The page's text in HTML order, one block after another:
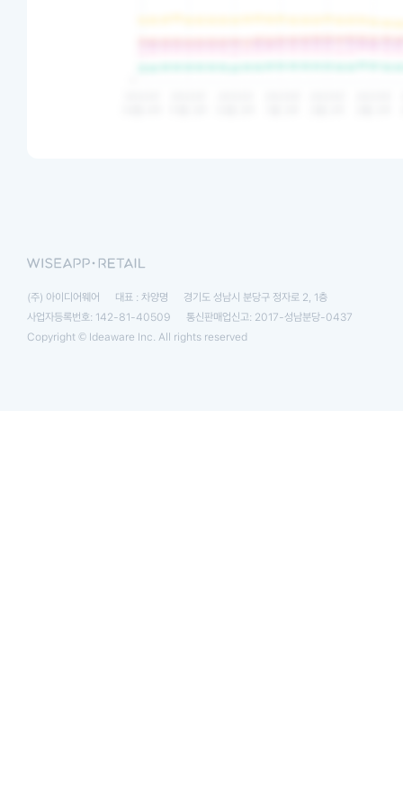
(주) 아이디어웨어 대표 : 차양명
경기도 성남시 분당구 정자로 2, 1층
사업자등록번호: 142-81-40509
통신판매업신고: 2017-성남분당-0437
Copyright © Ideaware Inc. All rights reserved